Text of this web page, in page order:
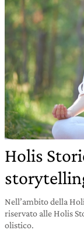
Holis
Nell’ambito della
riservato alle Holis
olistico.